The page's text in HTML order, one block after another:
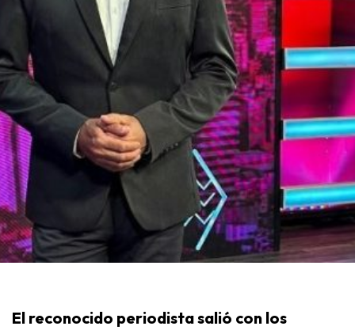
El reconocido periodista salió con los